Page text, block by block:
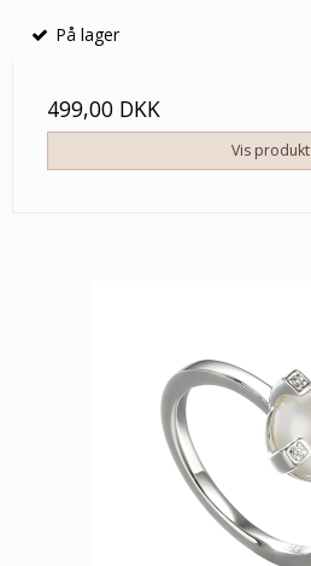
På lager
499,00 DKK
Vis produkt